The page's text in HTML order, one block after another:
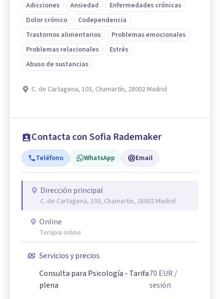
Adicciones Ansiedad
Enfermedades crónicas
Dolor crónico
Codependencia
Trastornos alimentarios
Problemas emocionales
Problemas relacionales
Estrés
Abuso de sustancias
C. de Cartagena, 103, Chamartín, 28002 Madrid
Contacta con Sofia Rademaker
Teléfono WhatsApp Email
Dirección principal
C. de Cartagena, 103, Chamartín, 28002 Madrid
Online
Terapia online
Servicios y precios
Consulta para Psicología - Tarifa
plena
70 EUR /
sesión